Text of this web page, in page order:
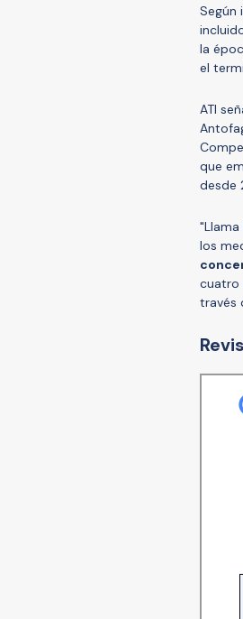
Según
la
el
ATI
que
desde
los
cuatro
través